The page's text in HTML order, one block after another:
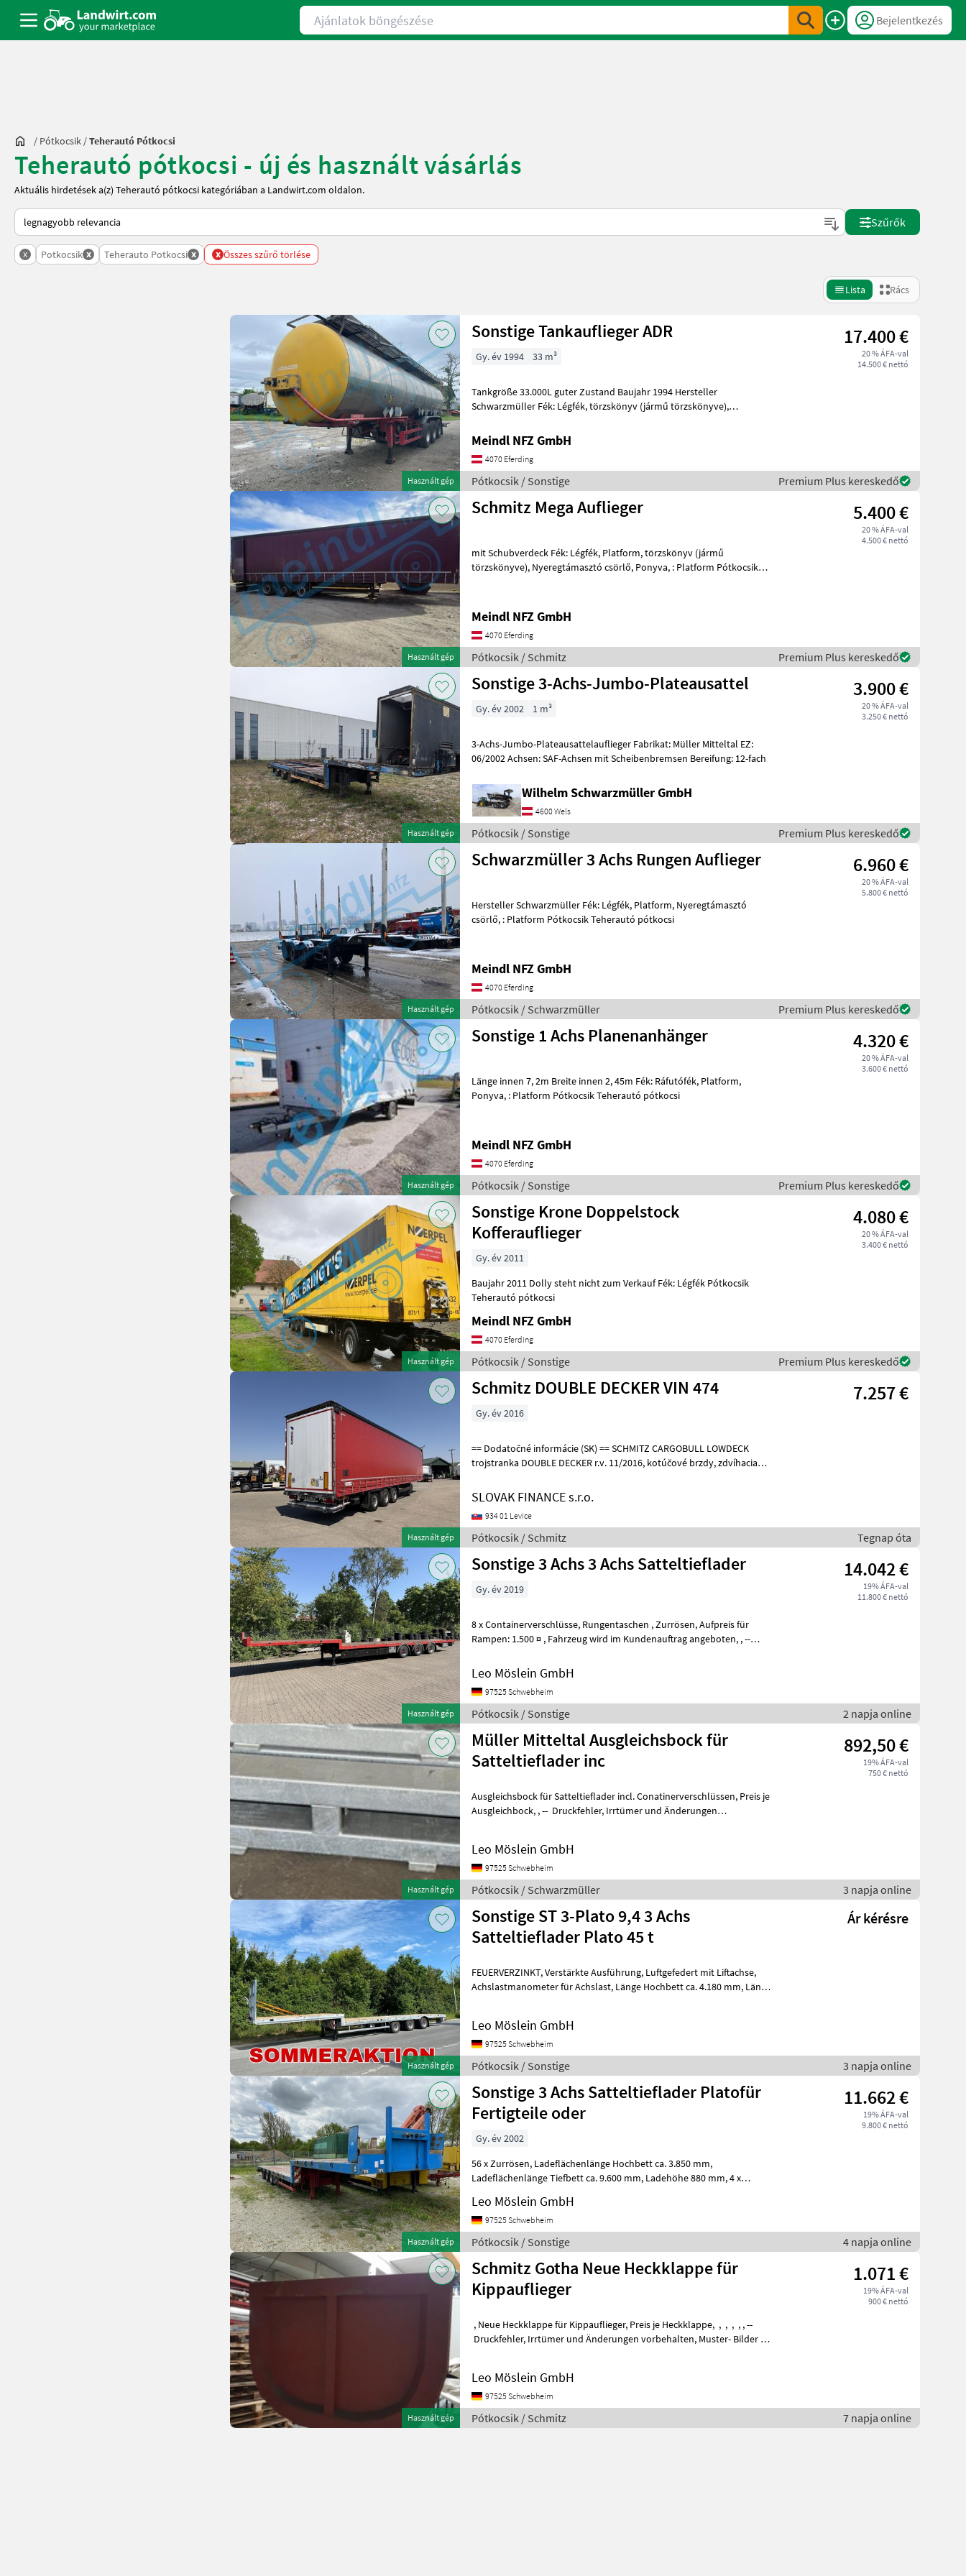
Ajánlatok böngészése
Bejelentkezés
/ Pótkocsik /Teherautó Pótkocsi
Teherautó pótkocsi - új és használt vásárlás
Aktuális hirdetések a(z) Teherautó pótkocsi kategóriában a Landwirt.com oldalon.
Így van sorba rendezve a Landwirt.com-on
Szűrők
x Potkocsik x Teherauto Potkocsi x x Összes szűrő törlése
Lista Rács
Használt gép
Sonstige Tankauflieger ADR 17.400 €
20 % ÁFA-val
14.500 € nettó
Gy. év 1994 33 m³
Tankgröße 33.000L guter Zustand Baujahr 1994 Hersteller
Schwarzmüller Fék: Légfék, törzskönyv (jármű törzskönyve),
Meindl NFZ GmbH
4070 Eferding
Pótkocsik / Sonstige Premium Plus kereskedő
Használt gép
Schmitz Mega Auflieger 5.400 €
20 % ÁFA-val
4.500 € nettó
mit Schubverdeck Fék: Légfék, Platform, törzskönyv (jármű
törzskönyve), Nyeregtámasztó csörlő, Ponyva, : Platform Pótkocsik
Meindl NFZ GmbH
4070 Eferding
Pótkocsik / Schmitz Premium Plus kereskedő
Használt gép
Sonstige 3-Achs-Jumbo-Plateausattel 3.900 €
20 % ÁFA-val
3.250 € nettó
Gy. év 2002 1 m³
3-Achs-Jumbo-Plateausattelauflieger Fabrikat: Müller Mitteltal EZ:
06/2002 Achsen: SAF-Achsen mit Scheibenbremsen Bereifung: 12-fach
Wilhelm Schwarzmüller GmbH
4600 Wels
Pótkocsik / Sonstige Premium Plus kereskedő
Használt gép
Schwarzmüller 3 Achs Rungen Auflieger 6.960 €
20 % ÁFA-val
5.800 € nettó
Hersteller Schwarzmüller Fék: Légfék, Platform, Nyeregtámasztó
csörlő, : Platform Pótkocsik Teherautó pótkocsi
Meindl NFZ GmbH
4070 Eferding
Pótkocsik / Schwarzmüller Premium Plus kereskedő
Használt gép
Sonstige 1 Achs Planenanhänger 4.320 €
20 % ÁFA-val
3.600 € nettó
Länge innen 7, 2m Breite innen 2, 45m Fék: Ráfutófék, Platform,
Ponyva, : Platform Pótkocsik Teherautó pótkocsi
Meindl NFZ GmbH
4070 Eferding
Pótkocsik / Sonstige Premium Plus kereskedő
Használt gép
Sonstige Krone Doppelstock
Kofferauflieger
4.080 €
20 % ÁFA-val
3.400 € nettó
Gy. év 2011
Baujahr 2011 Dolly steht nicht zum Verkauf Fék: Légfék Pótkocsik
Teherautó pótkocsi
Meindl NFZ GmbH
4070 Eferding
Pótkocsik / Sonstige Premium Plus kereskedő
Használt gép
Schmitz DOUBLE DECKER VIN 474 7.257 €
Gy. év 2016
== Dodatočné informácie (SK) == SCHMITZ CARGOBULL LOWDECK
trojstranka DOUBLE DECKER r.v. 11/2016, kotúčové brzdy, zdvíhacia
SLOVAK FINANCE s.r.o.
934 01 Levice
Pótkocsik / Schmitz Tegnap óta
Használt gép
Sonstige 3 Achs 3 Achs Satteltieflader 14.042 €
19% ÁFA-val
11.800 € nettó
Gy. év 2019
8 x Containerverschlüsse, Rungentaschen , Zurrösen, Aufpreis für
Rampen: 1.500 ¤ , Fahrzeug wird im Kundenauftrag angeboten, , --
Leo Möslein GmbH
97525 Schwebheim
Pótkocsik / Sonstige 2 napja online
Használt gép
Müller Mitteltal Ausgleichsbock für
Satteltieflader inc
892,50 €
19% ÁFA-val
750 € nettó
Ausgleichsbock für Satteltieflader incl. Conatinerverschlüssen, Preis je
Ausgleichbock, , -- Druckfehler, Irrtümer und Änderungen
Leo Möslein GmbH
97525 Schwebheim
Pótkocsik / Schwarzmüller 3 napja online
Használt gép
Sonstige ST 3-Plato 9,4 3 Achs
Satteltieflader Plato 45 t
Ár kérésre
FEUERVERZINKT, Verstärkte Ausführung, Luftgefedert mit Liftachse,
Achslastmanometer für Achslast, Länge Hochbett ca. 4.180 mm, Länge
Leo Möslein GmbH
97525 Schwebheim
Pótkocsik / Sonstige 3 napja online
Használt gép
Sonstige 3 Achs Satteltieflader Platofür
Fertigteile oder
11.662 €
19% ÁFA-val
9.800 € nettó
Gy. év 2002
56 x Zurrösen, Ladeflächenlänge Hochbett ca. 3.850 mm,
Ladeflächenlänge Tiefbett ca. 9.600 mm, Ladehöhe 880 mm, 4 x
Leo Möslein GmbH
97525 Schwebheim
Pótkocsik / Sonstige 4 napja online
Használt gép
Schmitz Gotha Neue Heckklappe für
Kippauflieger
1.071 €
19% ÁFA-val
900 € nettó
, Neue Heckklappe für Kippauflieger, Preis je Heckklappe, , , , , , --
Druckfehler, Irrtümer und Änderungen vorbehalten, Muster- Bilder --,
Leo Möslein GmbH
97525 Schwebheim
Pótkocsik / Schmitz 7 napja online